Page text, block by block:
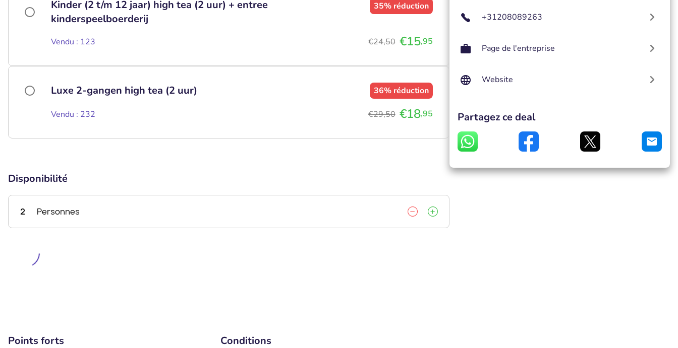
Kinder (2 t/m 12 jaar) high tea (2 uur) + entree
kinderspeelboerderij
35% réduction
Vendu : 123 €24,50 €15,95
Luxe 2-gangen high tea (2 uur) 36% réduction
Vendu : 232 €29,50 €18,95
Disponibilité
2 Personnes
Points forts Conditions
+31208089263
Page de l'entreprise
Website
Partagez ce deal